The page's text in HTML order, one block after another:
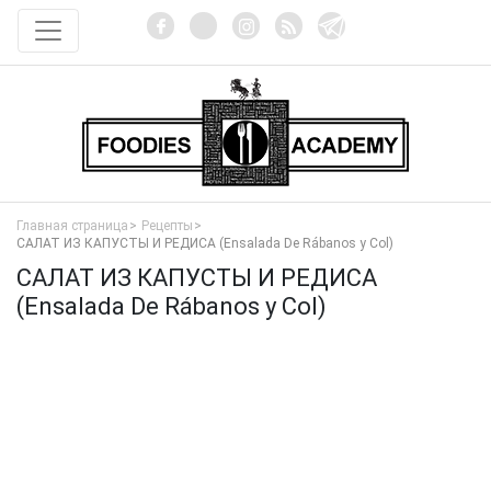
Главная страница
Рецепты
САЛАТ ИЗ КАПУСТЫ И РЕДИСА (Ensalada De Rábanos y Col)
САЛАТ ИЗ КАПУСТЫ И РЕДИСА
(Ensalada De Rábanos y Col)